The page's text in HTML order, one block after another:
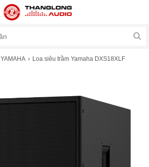
YAMAHA Loa siêu trầm Yamaha DXS18XLF